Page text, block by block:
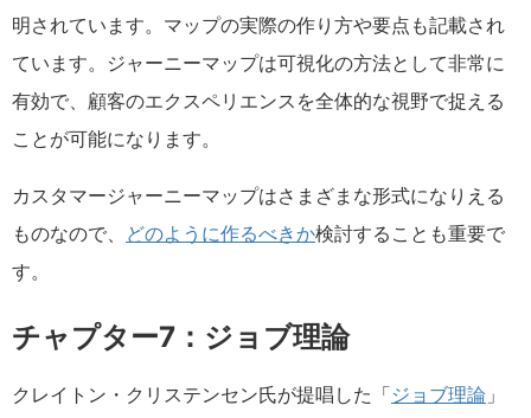
明されています。マップの実際の作り方や要点も記載され
ています。ジャーニーマップは可視化の方法として非常に
有効で、顧客のエクスペリエンスを全体的な視野で捉える
ことが可能になります。
カスタマージャーニーマップはさまざまな形式になりえる
ものなので、 どのように作るべきか検討することも重要で
す。
チャプター7：ジョブ理論
クレイトン・クリステンセン氏が提唱した「ジョブ理論 」